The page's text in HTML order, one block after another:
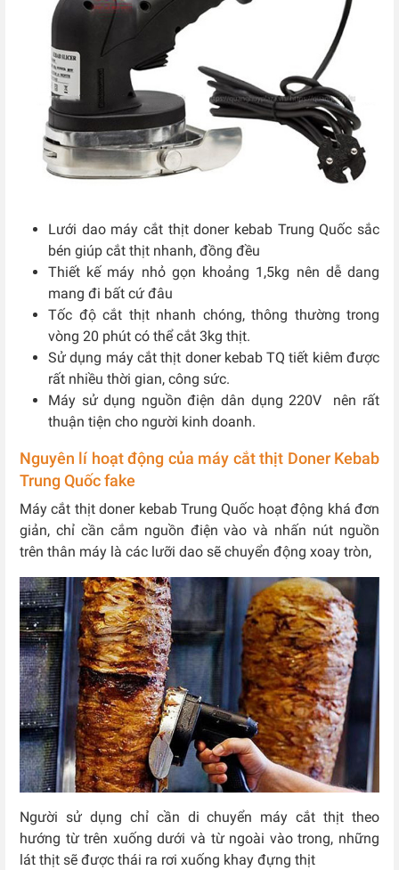
Lưới dao máy cắt thịt doner kebab Trung Quốc sắc
bén giúp cắt thịt nhanh, đồng đều
Thiết kế máy nhỏ gọn khoảng 1,5kg nên dễ dang
mang đi bất cứ đâu
Tốc độ cắt thịt nhanh chóng, thông thường trong
vòng 20 phút có thể cắt 3kg thịt.
Sử dụng máy cắt thịt doner kebab TQ tiết kiêm được
rất nhiều thời gian, công sức.
Máy sử dụng nguồn điện dân dụng 220V nên rất
thuận tiện cho người kinh doanh.
Nguyên lí hoạt động của máy cắt thịt Doner Kebab
Trung Quốc fake
Máy cắt thịt doner kebab Trung Quốc hoạt động khá đơn
giản, chỉ cần cắm nguồn điện vào và nhấn nút nguồn
trên thân máy là các lưỡi dao sẽ chuyển động xoay tròn,
Người sử dụng chỉ cần di chuyển máy cắt thịt theo
hướng từ trên xuống dưới và từ ngoài vào trong, những
lát thịt sẽ được thái ra rơi xuống khay đựng thịt